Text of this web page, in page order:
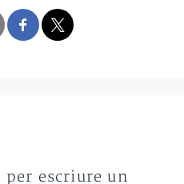
per escriure un